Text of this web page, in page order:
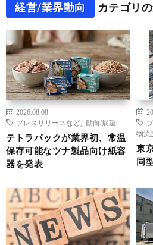
経営/業界動向 カテゴリ
2026.08.08
プレスリリースなど
動向/展望
テトラパックが業界初、常温
保存可能なツナ製品向け紙容
器を発表
物流
東
同